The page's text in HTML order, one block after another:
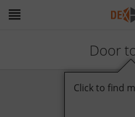
Door
Click to find